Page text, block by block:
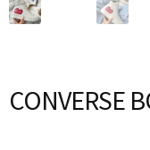
CONVERSE